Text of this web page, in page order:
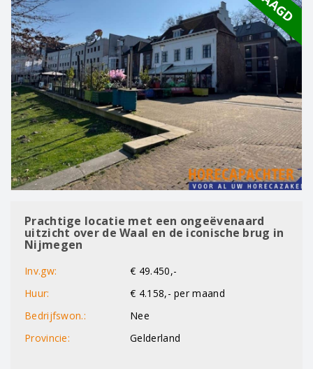
Prachtige locatie met een ongeëvenaard
uitzicht over de Waal en de iconische brug in
Nijmegen
Inv.gw:
€ 49.450,-
Huur:
€ 4.158,- per maand
Bedrijfswon.:
Nee
Provincie:
Gelderland